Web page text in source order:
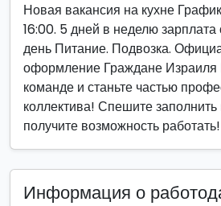
Новая вакансия на кухне
16:00. 5 дней в неделю
день Питание. Подвозка.
оформление Граждане Израиля
команде и станьте частью
коллектива! Спешите
получите возможность работать!
Информация о